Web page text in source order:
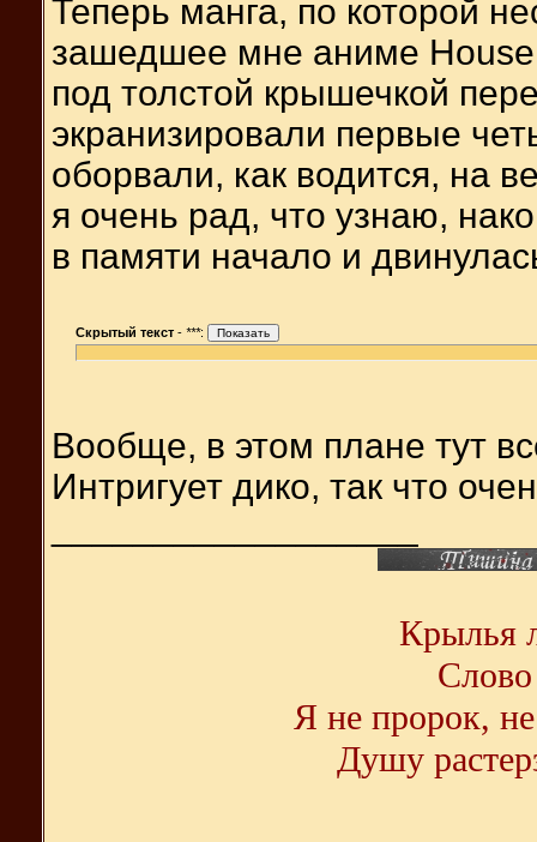
Теперь манга, по которой
зашедшее мне аниме
под толстой крышечкой
экранизировали первые
оборвали, как водится, на
я очень рад, что узнаю,
в памяти начало и
Скрытый текст - ***:
Вообще, в этом плане тут
Интригует дико, так что
Крылья
Слово
Я не пророк,
Душу